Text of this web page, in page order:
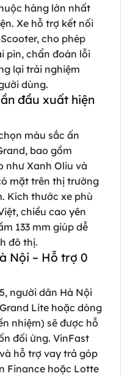
hàng lớn nhất
Xe hỗ trợ kết nối
cho phép
pin, chẩn đoán lỗi
lại trải nghiệm
dùng.
đầu xuất hiện
màu sắc ấn
bao gồm
như Xanh Oliu và
mặt trên thị trường
Kích thước xe phù
chiều cao yên
133 mm giúp dễ
đô thị.
Nội – Hỗ trợ 0
người dân Hà Nội
Lite hoặc dòng
nhiệm) sẽ được hỗ
đối ứng. VinFast
hỗ trợ vay trả góp
Finance hoặc Lotte